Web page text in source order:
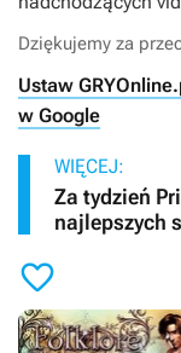
Dziękujemy za
Ustaw
w Google
WIĘCEJ:
Za tydzień
najlepszych
